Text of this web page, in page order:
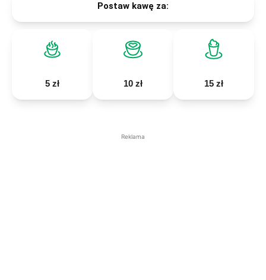
Postaw kawę za:
5 zł 10 zł 15 zł
Reklama